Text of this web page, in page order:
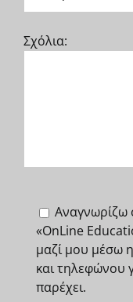
Σχόλια:
Αναγνωρίζω
«OnLine
μαζί μου μέσω
και τηλεφώνου
παρέχει.